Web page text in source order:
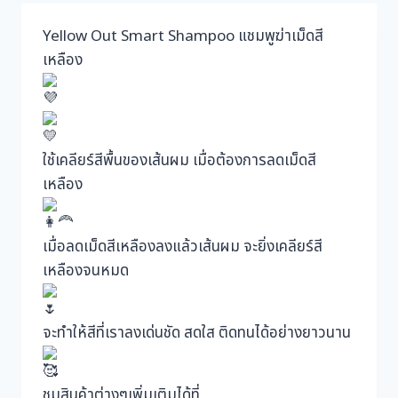
Yellow Out Smart Shampoo แชมพูฆ่าเม็ดสี
เหลือง
ใช้เคลียร์สีพื้นของเส้นผม เมื่อต้องการลดเม็ดสี
เหลือง
เมื่อลดเม็ดสีเหลืองลงแล้วเส้นผม จะยิ่งเคลียร์สี
เหลืองจนหมด
จะทำให้สีที่เราลงเด่นชัด สดใส ติดทนได้อย่างยาวนาน